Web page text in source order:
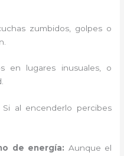
zumbidos, golpes o
en lugares inusuales, o
Si al encenderlo percibes
de energía: Aunque el